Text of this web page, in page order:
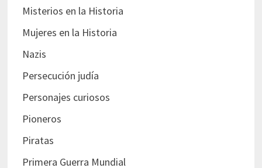
Misterios en la Historia
Mujeres en la Historia
Nazis
Persecución judía
Personajes curiosos
Pioneros
Piratas
Primera Guerra Mundial